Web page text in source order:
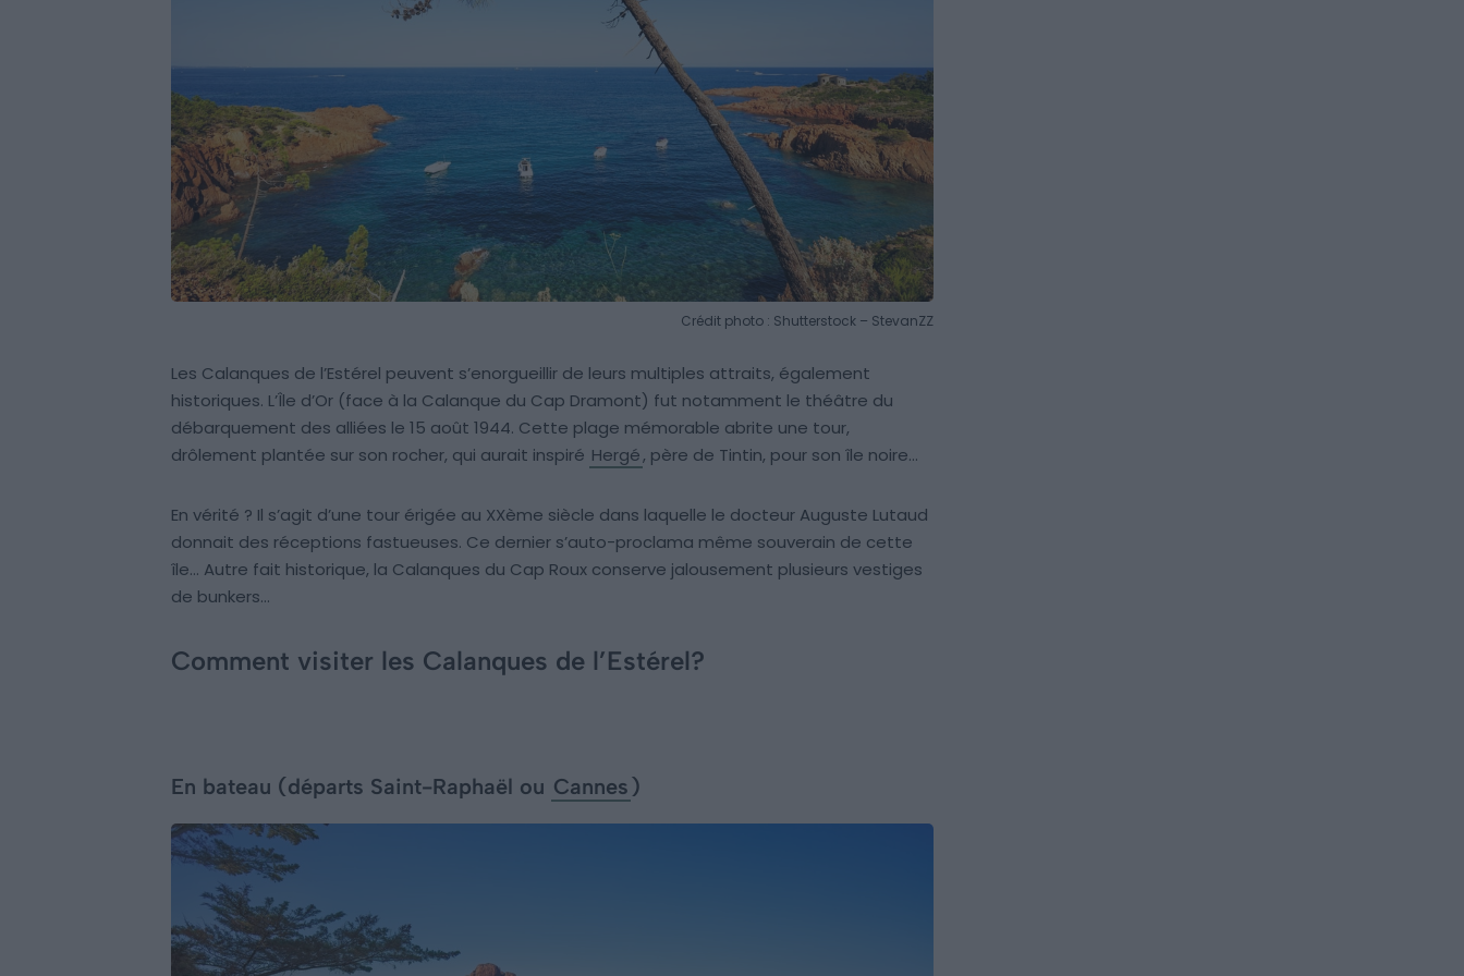
Crédit photo : Shutterstock – StevanZZ
Les Calanques de l’Estérel peuvent s’enorgueillir de leurs multiples attraits, également
historiques. L’Île d’Or (face à la Calanque du Cap Dramont) fut notamment le théâtre du
débarquement des alliées le 15 août 1944. Cette plage mémorable abrite une tour,
drôlement plantée sur son rocher, qui aurait inspiré Hergé, père de Tintin, pour son île noire…
En vérité ? Il s’agit d’une tour érigée au XXème siècle dans laquelle le docteur Auguste Lutaud
donnait des réceptions fastueuses. Ce dernier s’auto-proclama même souverain de cette
île… Autre fait historique, la Calanques du Cap Roux conserve jalousement plusieurs vestiges
de bunkers…
Comment visiter les Calanques de l’Estérel?
En bateau (départs Saint-Raphaël ou Cannes)